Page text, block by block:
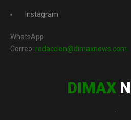
Instagram
WhatsApp:
Correo: redaccion@dimaxnews.com
DIMAX